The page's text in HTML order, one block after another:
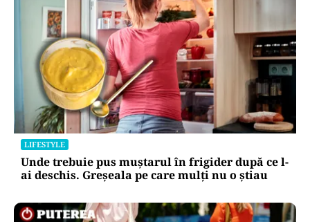
LIFESTYLE
Unde trebuie pus muștarul în frigider după ce l-
ai deschis. Greșeala pe care mulți nu o știau